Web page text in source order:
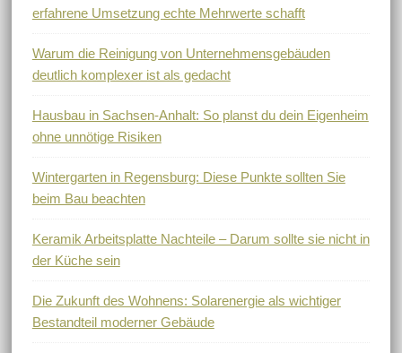
erfahrene Umsetzung echte Mehrwerte schafft
Warum die Reinigung von Unternehmensgebäuden
deutlich komplexer ist als gedacht
Hausbau in Sachsen-Anhalt: So planst du dein Eigenheim
ohne unnötige Risiken
Wintergarten in Regensburg: Diese Punkte sollten Sie
beim Bau beachten
Keramik Arbeitsplatte Nachteile – Darum sollte sie nicht in
der Küche sein
Die Zukunft des Wohnens: Solarenergie als wichtiger
Bestandteil moderner Gebäude